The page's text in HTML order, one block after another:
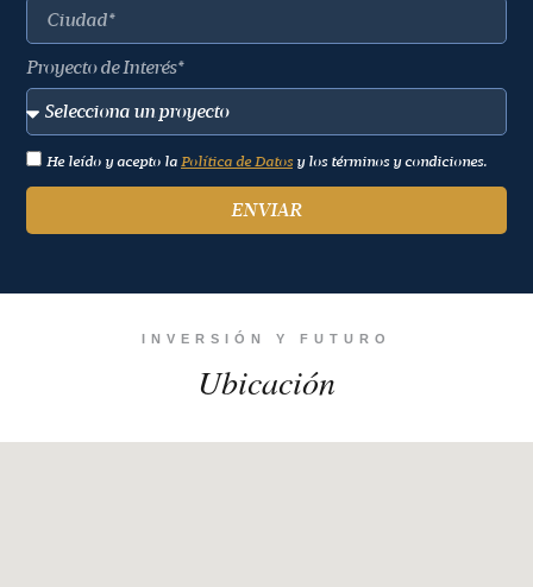
Proyecto de Interés*
He leído y acepto la Política de Datos y los términos y condiciones.
ENVIAR
INVERSIÓN Y FUTURO
Ubicación